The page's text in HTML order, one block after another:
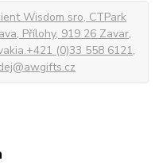
Wisdom sro, CTPark
Přílohy, 919 26 Zavar,
(0)33 558 6121,